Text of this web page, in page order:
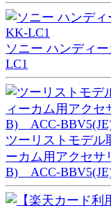
ソニー ハンディ
LC1
ツーリストモデル
ーカム用アクセサ
B) ACC-